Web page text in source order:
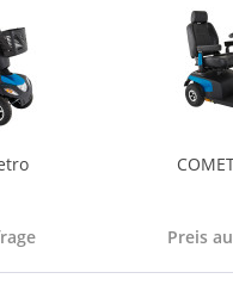
Preis